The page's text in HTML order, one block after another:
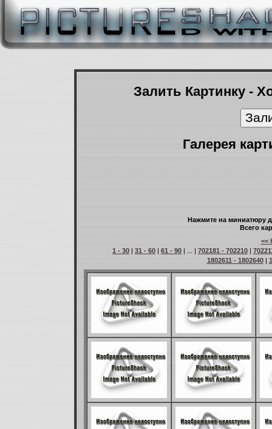
Залить Картинку -
Галерея
Нажмите на миниатюру
Всего
<<
1 - 30 | 31 - 60 | 61 - 90 | ... | 702181 - 702210 |
1802611 - 1802640|